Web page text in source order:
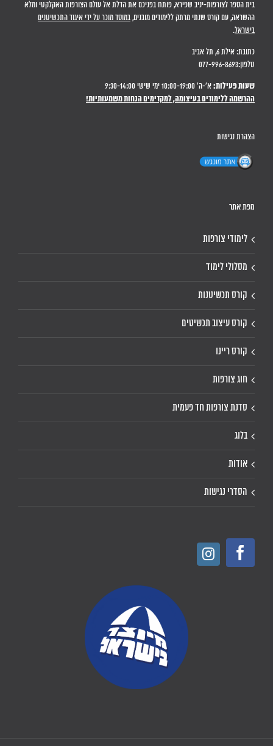
בית הספר לצורפות-יניב שפירא, פותח בפניכם את הדלת אל עולם הצורפות האקלקטי ומלא
ההשראה, עם קורס שנתי מרתק ללימודים מובנים, במוסד מוכר על ידי איגוד התכשיטנים
בישראל.
כתובת: אילת 6, תל אביב
טלפון:077-996-8693
שעות פעילות: א'-ה' 10:00-19:00 ימי שישי 9:30-14:00
ההרשמה ללימודים בעיצומה, למקדימים הנחות משמעותיות!
הצהרת נגישות
מפת אתר
לימודי צורפות
מסלולי לימוד
קורס תכשיטנות
קורס עיצוב תכשיטים
קורס ריינו
חוג צורפות
סדנת צורפות חד פעמית
בלוג
אודות
הסדרי נגישות